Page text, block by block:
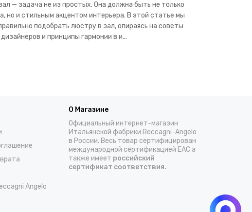
— задача не из простых. Она должна быть не только
но и стильным акцентом интерьера. В этой статье мы
подобрать люстру в зал, опираясь на советы
дизайнеров и принципы гармонии в и...
Angelo
О Магазине
Официальный интернет-магазин
Итальянской фабрики Reccagni-Angelo
в России. Весь товар сертифицирован
международной сертификацией EAC а
также имеет российский
сертификат соответствия.